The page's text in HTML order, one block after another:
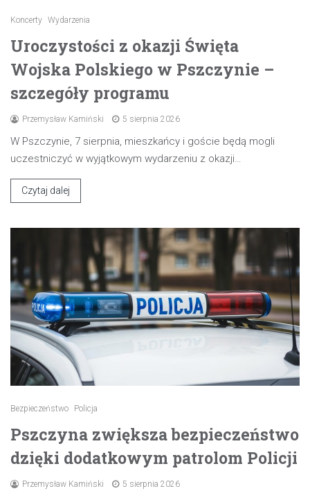
Koncerty Wydarzenia
Uroczystości z okazji Święta
Wojska Polskiego w Pszczynie –
szczegóły programu
Przemysław Kamiński 5 sierpnia 2026
W Pszczynie, 7 sierpnia, mieszkańcy i goście będą mogli
uczestniczyć w wyjątkowym wydarzeniu z okazji…
Czytaj dalej
Bezpieczeństwo Policja
Pszczyna zwiększa bezpieczeństwo
dzięki dodatkowym patrolom Policji
Przemysław Kamiński 5 sierpnia 2026